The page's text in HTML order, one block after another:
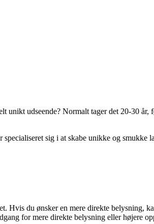
unikt udseende? Normalt tager det 20-30
sig i at skabe unikke og
du ønsker en mere direkte belysning,
for mere direkte belysning eller højere